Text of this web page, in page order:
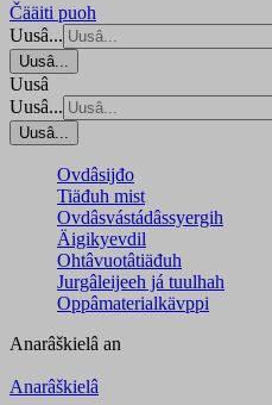
Čääiti puoh
Uusâ...
Uusâ...
Uusâ
Uusâ...
Uusâ...
Ovdâsijđo
Tiäđuh mist
Ovdâsvástádâssyergih
Äigikyevdil
Ohtâvuotâtiäđuh
Jurgâleijeeh já tuulhah
Oppâmaterialkävppi
Anarâškielâ an
Anarâškielâ